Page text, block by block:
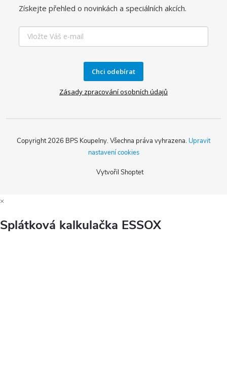
Získejte přehled o novinkách a speciálních akcích.
Chci odebírat
Zásady zpracování osobních údajů
Vytvořil Shoptet
Copyright 2026 BPS Koupelny. Všechna práva vyhrazena. Upravit
nastavení cookies
×
Splátková kalkulačka ESSOX